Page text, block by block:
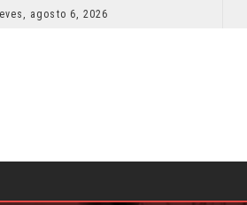
LA NOCHE DEL DEMONIO: ESTÁN ENTRE NOSOTROS – TRAILER FINAL
agosto 6, 2026